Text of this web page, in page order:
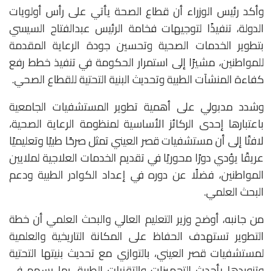
وأكد رئيس الوزراء أن قطاع الصحة يأتي على رأس أولويات
الدولة، تنفيذًا لتوجيهات فخامة الرئيس عبدالفتاح السيسي
بتطوير الخدمات الصحية وتحسين جودة الرعاية المقدمة
للمواطنين، مشيرًا إلى استمرار الحكومة في تنفيذ خطط رفع
كفاءة المنشآت الطبية وتحديث البنية التحتية للقطاع الصحي.
وشدد مدبولي على أهمية تطوير المستشفيات الجامعية
باعتبارها إحدى الركائز الأساسية لمنظومة الرعاية الصحية،
لافتًا إلى أن مستشفيات قصر العيني تمثل صرحًا طبيًا وتعليميًا
عريقًا يؤدي دورًا محوريًا في تقديم الخدمات العلاجية لملايين
المواطنين، فضلًا عن دوره في إعداد الكوادر الطبية ودعم
البحث العلمي.
من جانبه، أوضح وزير التعليم العالي والبحث العلمي أن خطة
التطوير تستهدف الحفاظ على المكانة التاريخية والعلمية
لمستشفيات قصر العيني، بالتوازي مع تحديث بنيتها التحتية